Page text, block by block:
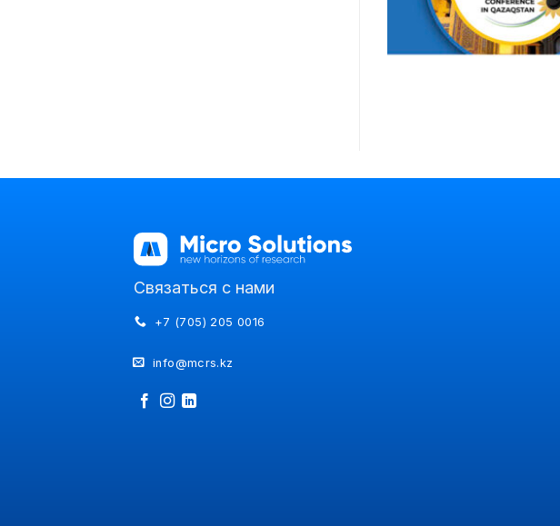
Связаться с нами
+7 (705) 205 0016
info@mcrs.kz